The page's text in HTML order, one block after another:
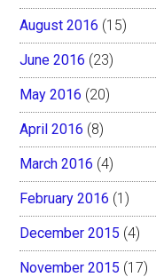
August 2016 (15)
June 2016 (23)
May 2016 (20)
April 2016 (8)
March 2016 (4)
February 2016 (1)
December 2015 (4)
November 2015 (17)